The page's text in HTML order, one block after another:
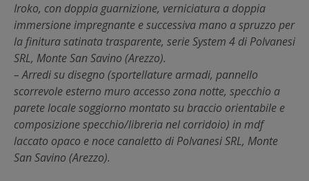
Iroko, con doppia guarnizione, verniciatura a doppia
immersione impregnante e successiva mano a spruzzo per
la finitura satinata trasparente, serie System 4 di Polvanesi
SRL, Monte San Savino (Arezzo).
– Arredi su disegno (sportellature armadi, pannello
scorrevole esterno muro accesso zona notte, specchio a
parete locale soggiorno montato su braccio orientabile e
composizione specchio/libreria nel corridoio) in mdf
laccato opaco e noce canaletto di Polvanesi SRL, Monte
San Savino (Arezzo).